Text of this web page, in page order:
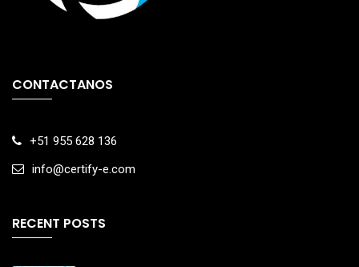
CONTACTANOS
+51 955 628 136
info@certify-e.com
RECENT POSTS